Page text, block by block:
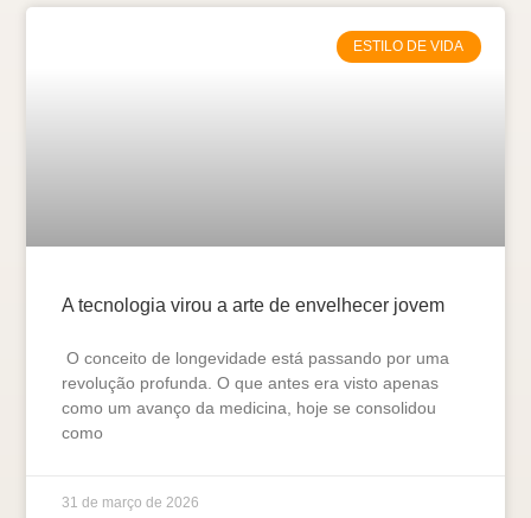
ESTILO DE VIDA
A tecnologia virou a arte de envelhecer jovem
O conceito de longevidade está passando por uma
revolução profunda. O que antes era visto apenas
como um avanço da medicina, hoje se consolidou
como
31 de março de 2026